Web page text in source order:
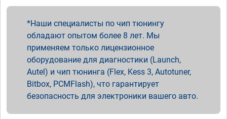
Наши специалисты по чип тюнингу
обладают опытом более 8 лет. Мы
применяем только лицензионное
оборудование для диагностики (Launch,
Autel) и чип тюнинга (Flex, Kess 3, Autotuner,
Bitbox, PCMFlash), что гарантирует
безопасность для электроники вашего авто.